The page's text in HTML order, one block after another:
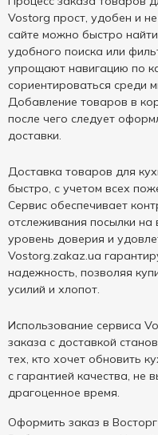
Vostorg прост, удобен и
сайте можно быстро
удобного поиска или
упрощают навигацию по
сориентироваться среди
Добавление товаров в
после чего следует
доставки.
Доставка товаров для
быстро, с учетом всех
Сервис обеспечивает
отслеживания посылки на
уровень доверия и
Vostorg.zakaz.ua
надежность, позволяя
усилий и хлопот.
Использование сервиса
заказа с доставкой
тех, кто хочет обновить
с гарантией качества, не
драгоценное время.
Оформить заказ в